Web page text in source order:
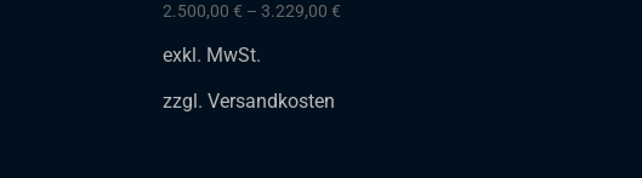
2.500,00€ –3.229,00€
exkl. MwSt.
zzgl.Versandkosten